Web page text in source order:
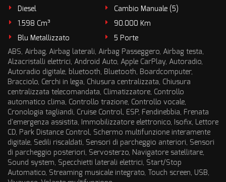
Diesel
Cambio Manuale (5)
1.598 Cm³
90.000 Km
Blu Metallizzato
5 Porte
ABS, Airbag, Airbag laterali, Airbag Passeggero, Airbag testa,
Alzacristalli elettrici, Android Auto, Apple CarPlay, Autoradio,
Autoradio digitale, bluetooth, Bluetooth, Boardcomputer,
Bracciolo, Cerchi in lega, Chiusura centralizzata, Chiusura
centralizzata telecomandata, Climatizzatore, Controllo
automatico clima, Controllo trazione, Controllo vocale,
Cronologia tagliandi, Cruise Control, ESP, Fendinebbia, Frenata
d'emergenza assistita, Immobilizzatore elettronico, Isofix, Lettore
CD, Park Distance Control, Schermo multifunzione interamente
digitale, Sedili riscaldati, Sensori di parcheggio anteriori, Sensori
di parcheggio posteriori, Servosterzo, Navigatore satellitare,
Sound system, Specchietti laterali elettrici, Start/Stop
Automatico, Streaming musicale integrato, Touch screen, USB,